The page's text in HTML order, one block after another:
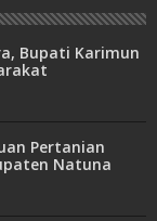
Bupati Karimun
Pertanian
Natuna